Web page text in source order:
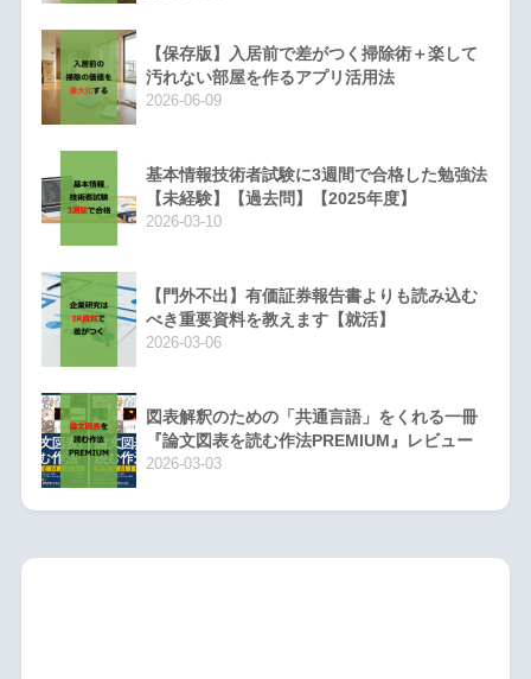
【保存版】入居前で差がつく掃除術＋楽して
汚れない部屋を作るアプリ活用法
2026-06-09
基本情報技術者試験に3週間で合格した勉強法
【未経験】【過去問】【2025年度】
2026-03-10
【門外不出】有価証券報告書よりも読み込む
べき重要資料を教えます【就活】
2026-03-06
図表解釈のための「共通言語」をくれる一冊
『論文図表を読む作法PREMIUM』レビュー
2026-03-03